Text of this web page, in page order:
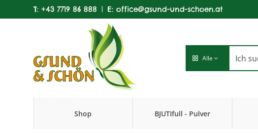
T: +43 7719 86 888 | E: office@gsund-und-schoen.at
Alle
Shop
BJUTIfull - Pulver